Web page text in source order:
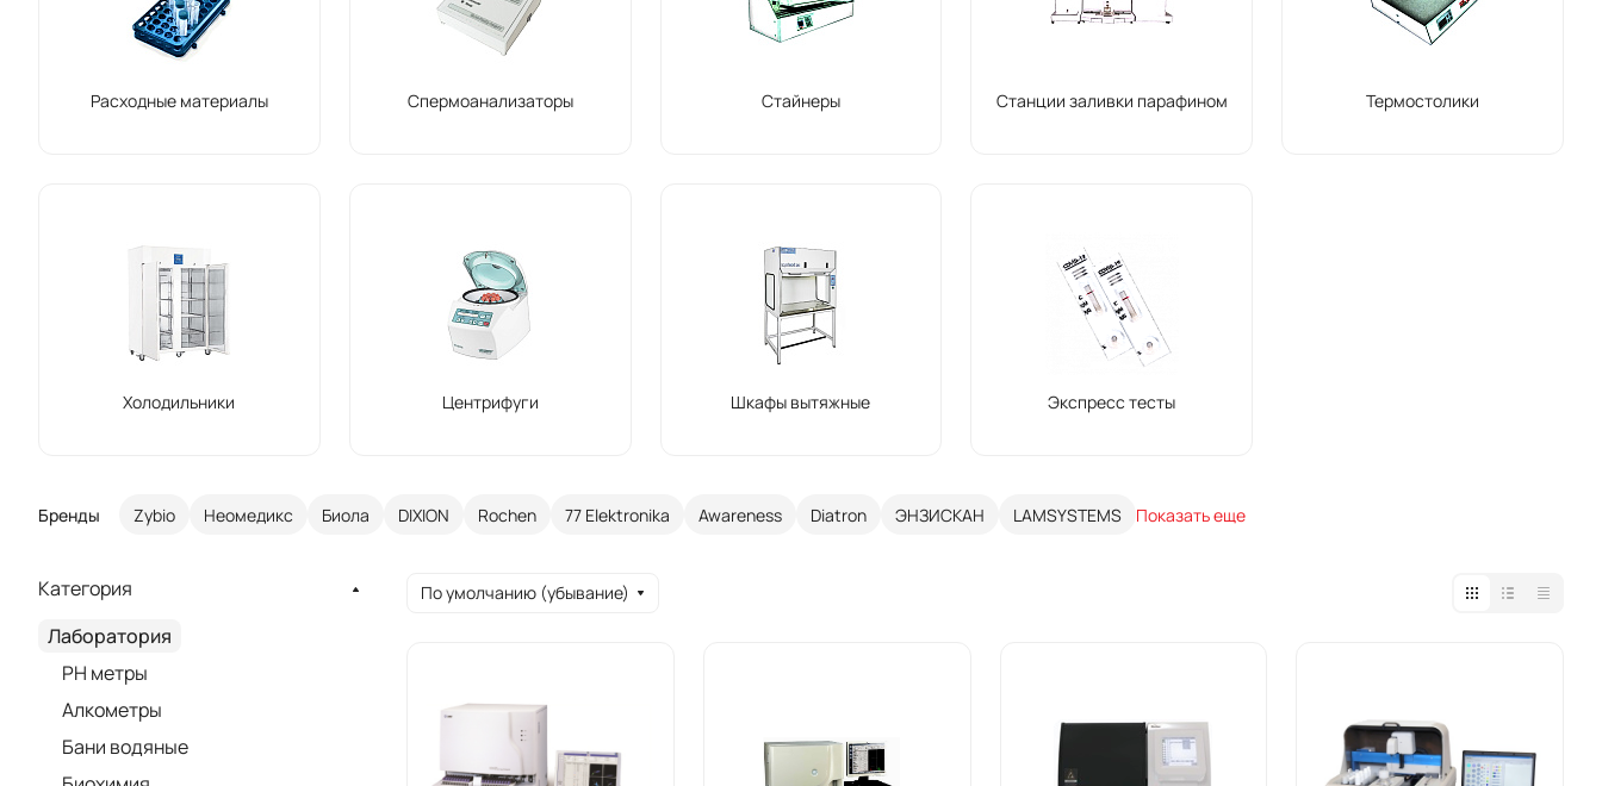
Расходные материалы Спермоанализаторы Стайнеры Станции заливки парафином Термостолики
Холодильники Центрифуги Шкафы вытяжные Экспресс тесты
Бренды Zybio Неомедикс Биола DIXION Rochen 77 Elektronika Awareness Diatron ЭНЗИСКАН LAMSYSTEMS Показать еще
По умолчанию (убывание)
Категория
Лаборатория
PH метры
Алкометры
Бани водяные